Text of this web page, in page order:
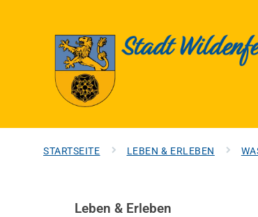
STARTSEITE LEBEN & ERLEBEN
Leben & Erleben